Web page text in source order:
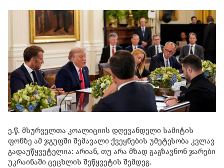
ე.წ. მსურველთა კოალიციის დღევანდელი სამიტის
ფონზე ამ ჯგუფში შემავალი ქვეყნების უმეტესობა კვლავ
გადაუწყვეტელია: არიან, თუ არა მზად გაგზავნონ ჯარები
უკრაინაში ცეცხლის შეწყვეტის შემდეგ.